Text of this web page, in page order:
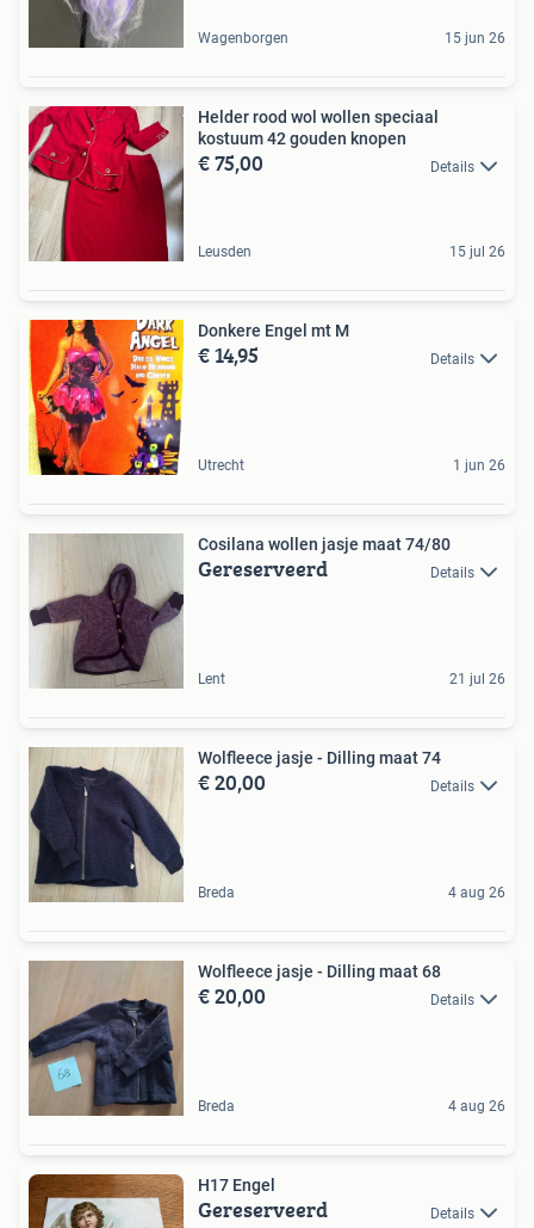
Wagenborgen 15 jun 26
Helder rood wol wollen speciaal
kostuum 42 gouden knopen
€ 75,00 Details
Leusden 15 jul 26
Donkere Engel mt M
€ 14,95 Details
Utrecht 1 jun 26
Cosilana wollen jasje maat 74/80
Gereserveerd Details
Lent 21 jul 26
Wolfleece jasje - Dilling maat 74
€ 20,00 Details
Breda 4 aug 26
Wolfleece jasje - Dilling maat 68
€ 20,00 Details
Breda 4 aug 26
H17 Engel
Gereserveerd Details